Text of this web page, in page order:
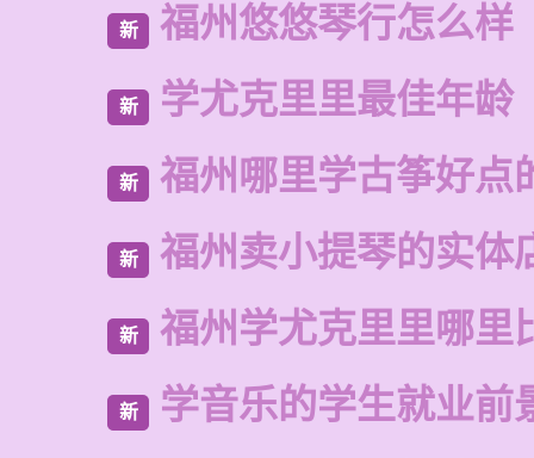
新 福州悠悠琴行怎么样
新 学尤克里里最佳年龄
新 福州哪里学古筝好点
新 福州卖小提琴的实体
新 福州学尤克里里哪里
新 学音乐的学生就业前